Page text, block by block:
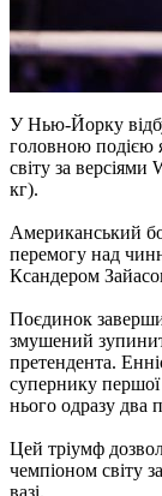
У Нью-Йорку
головною подією
світу за
кг).
Американський
перемогу над
Ксандером
Поєдинок
змушений
претендента.
супернику першої
нього одразу два
Цей тріумф
чемпіоном світу